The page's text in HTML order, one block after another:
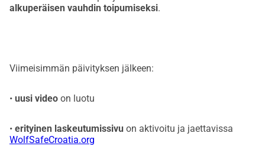
alkuperäisen vauhdin toipumiseksi.
Viimeisimmän päivityksen jälkeen:
• uusi video on luotu
• erityinen laskeutumissivu on aktivoitu ja jaettavissa
WolfSafeCroatia.org